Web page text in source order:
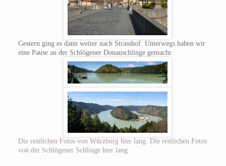
Gestern ging es dann weiter nach Strasshof. Unterwegs haben wir
eine Pause an der Schlögener Donauschlinge gemacht:
Die restlichen Fotos von Würzburg hier lang. Die restlichen Fotos
von der Schlögener Schlinge hier lang.